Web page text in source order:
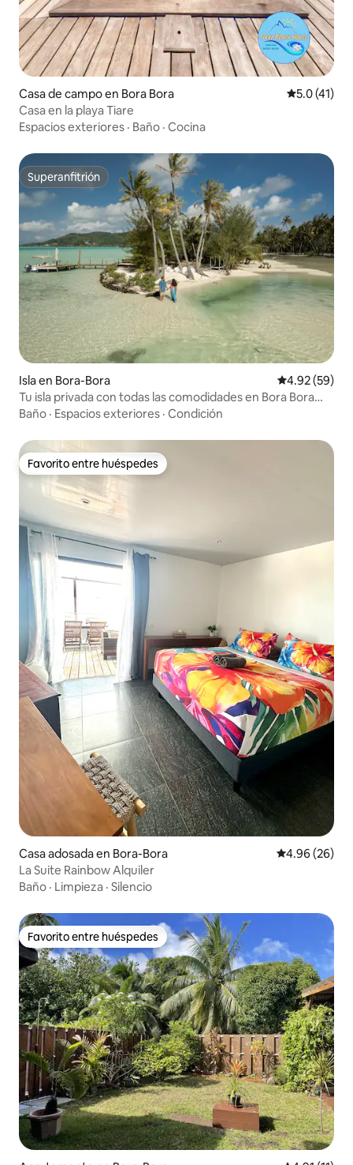
Casa de campo en Bora Bora Calificación
5.0 (41)
Casa en la playa Tiare
Espacios exteriores · Baño · Cocina
Superanfitrión
Superanfitrión
Isla en Bora-Bora Calificación
4.92 (59)
Tu isla privada con todas las comodidades en Bora Bora
♥️♥️
Baño · Espacios exteriores · Condición
Favorito entre huéspedes
Favorito entre huéspedes
Casa adosada en Bora-Bora Calificación
4.96 (26)
La Suite Rainbow Alquiler
Baño · Limpieza · Silencio
Favorito entre huéspedes
Favorito entre huéspedes